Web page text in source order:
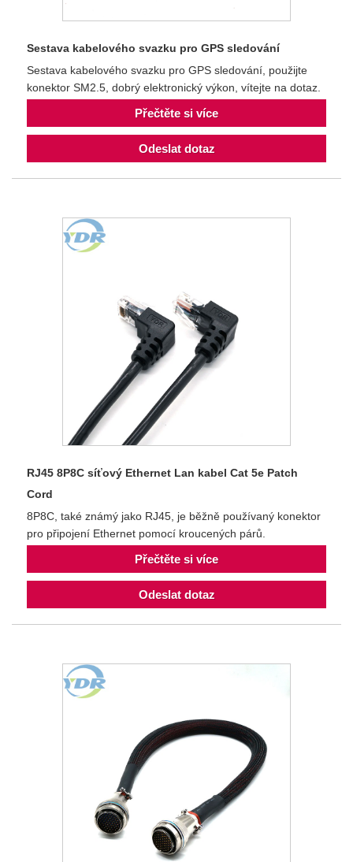
Sestava kabelového svazku pro GPS sledování
Sestava kabelového svazku pro GPS sledování, použijte
konektor SM2.5, dobrý elektronický výkon, vítejte na dotaz.
Přečtěte si více
Odeslat dotaz
RJ45 8P8C síťový Ethernet Lan kabel Cat 5e Patch
Cord
8P8C, také známý jako RJ45, je běžně používaný konektor
pro připojení Ethernet pomocí kroucených párů.
Přečtěte si více
Odeslat dotaz